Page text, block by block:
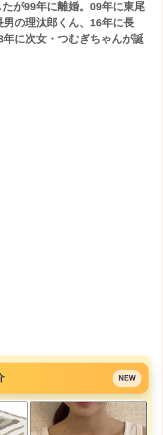
が99年に離婚。09年に東尾
男の理汰郎くん、16年に長
に次女・つむぎちゃんが誕
NEW